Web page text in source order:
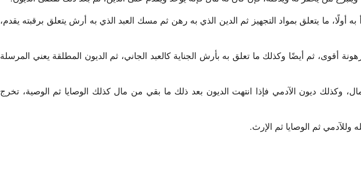
أولًا، ما يتعلق بمواد التجهيز ثم الدين الذي به رهن ثم مسك العبد الذي به أرش يتعلق برقبته يقدم،
أقوى، ثم أيضًا وكذلك ما تعلق به بأرش الجناية كالعبد الجاني، ثم الديون المطلقة يعني المرسلة
وكذلك ديون الآدمي فإذا انتهت الديون بعد ذلك ما بقي من مال كذلك الوصايا ثم الوصية، تخرج
وللآدمي ثم الوصايا ثم الإرث.